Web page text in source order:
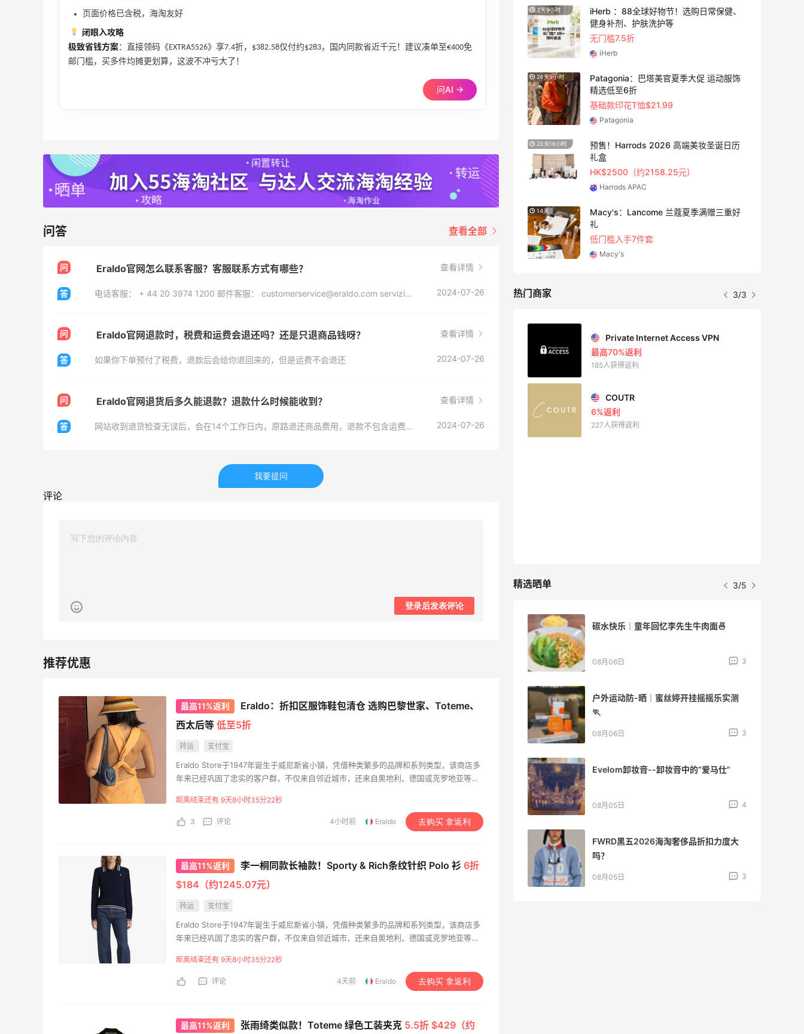
页面价格已含税，海淘友好
闭眼入攻略
极致省钱方案：直接领码《EXTRA5526》享7.4折，$382.58仅付约$283，国内同款省近千元！建议凑单至€400免
邮门槛，买多件均摊更划算，这波不冲亏大了！
问AI →
问答 查看全部
问 Eraldo官网怎么联系客服？客服联系方式有哪些？ 查看详情
答 电话客服： + 44 20 3974 1200 邮件客服： customerservice@eraldo.com servizioclienti@eraldo.it 网站客服：https://www.eraldo.com/cn/customer-service/contact-us 2024-07-26
问 Eraldo官网退款时，税费和运费会退还吗？还是只退商品钱呀？ 查看详情
答 如果你下单预付了税费，退款后会给你退回来的，但是运费不会退还 2024-07-26
问 Eraldo官网退货后多久能退款？退款什么时候能收到？ 查看详情
答 网站收到退货检查无误后，会在14个工作日内，原路退还商品费用，退款不包含运费。 2024-07-26
我要提问
评论
登录后发表评论
最高11%返利
Eraldo：折扣区服饰鞋包清仓 选购巴黎世家、Toteme、
西太后等 低至5折
转运 支付宝
Eraldo Store于1947年诞生于威尼斯省小镇，凭借种类繁多的品牌和系列类型，该商店多
年来已经巩固了忠实的客户群，不仅来自邻近城市，还来自奥地利、德国或克罗地亚等国
Balenciaga、Lanvin、Givenchy等品牌，以及Off-White、Palm Angels、Amiri、
Gallery Dept.、Jacquemus等最前卫的品牌
距离结束还有 9天8小时35分21秒
3 评论 4小时前 Eraldo 去购买 拿返利
最高11%返利 李一桐同款长袖款！Sporty & Rich条纹针织 Polo 衫 6折
$184（约1245.07元）
转运 支付宝
Eraldo Store于1947年诞生于威尼斯省小镇，凭借种类繁多的品牌和系列类型，该商店多
年来已经巩固了忠实的客户群，不仅来自邻近城市，还来自奥地利、德国或克罗地亚等国
Balenciaga、Lanvin、Givenchy等品牌，以及Off-White、Palm Angels、Amiri、
Gallery Dept.、Jacquemus等最前卫的品牌
距离结束还有 9天8小时35分21秒
评论 4天前 Eraldo 去购买 拿返利
最高11%返利 张雨绮类似款！Toteme 绿色工装夹克 5.5折 $429（约
【55专享】Bobbi Brown 美网：美妆礼
满赠正装橘子眼霜+精华唇蜜等好礼
Bobbi Brown
比亚运动热卖
低至6折
Columbia Sportswear
LN-CC
【55专享】Base Blu：时尚上新热卖 关注
PRADA、LOEWE、加拿大鹅等
TOTEME、ZIMMERMAN 等
享额外9折
Mytheresa
3天9小时
iHerb ：88全球好物节！选购日常保健、
健身补剂、护肤洗护等
无门槛7.5折
iHerb
24天9小时
Patagonia：巴塔美官夏季大促 运动服饰
精选低至6折
基础款印花T恤$21.99
Patagonia
23天16小时
预售！Harrods 2026 高端美妆圣诞日历
礼盒
HK$2500（约2158.25元）
Harrods APAC
14天
Macy's：Lancome 兰蔻夏季满赠三重好
礼
低门槛入手7件套
Macy's
热门商家 3/3
Mac Duggal
6028人成功下单
Biōkreativ
54人获得返利
510人获得返利
ERGO Baby
62人获得返利
42人获得返利
Private Internet Access VPN
最高70%返利
185人获得返利
COUTR
6%返利
227人获得返利
精选晒单 3/5
Dr.Levy精华效果给到夯
08月07日
Julian Bakery乳清蛋白棒 | 配料干净到感
人！
08月07日 0
玛奇朵
08月07日
海淘返利
开奖｜社区7月常规主题活动名单公布
碳水快乐｜童年回忆李先生牛肉面🍜
08月06日 3
户外运动防-晒｜蜜丝婷开挂摇摇乐实测
🏃
08月06日 3
Evelom卸妆膏--卸妆膏中的“爱马仕”
08月05日 4
FWRD黑五2026海淘奢侈品折扣力度大
吗？
08月05日 3